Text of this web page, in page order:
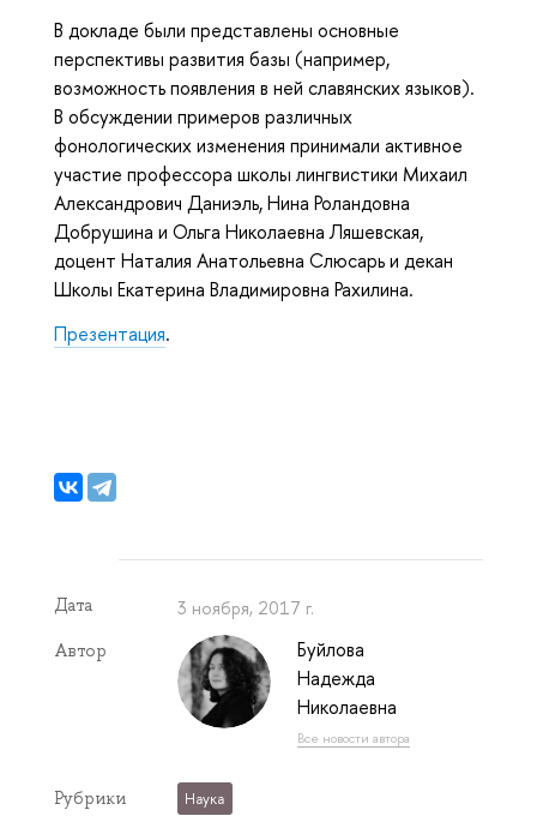
В докладе были представлены основные
перспективы развития базы (например,
возможность появления в ней славянских языков).
В обсуждении примеров различных
фонологических изменения принимали активное
участие профессора школы лингвистики Михаил
Александрович Даниэль, Нина Роландовна
Добрушина и Ольга Николаевна Ляшевская,
доцент Наталия Анатольевна Слюсарь и декан
Школы Екатерина Владимировна Рахилина.
Презентация.
Дата 3 ноября, 2017 г.
Автор
Буйлова
Надежда
Николаевна
Все новости автора
Рубрики Наука